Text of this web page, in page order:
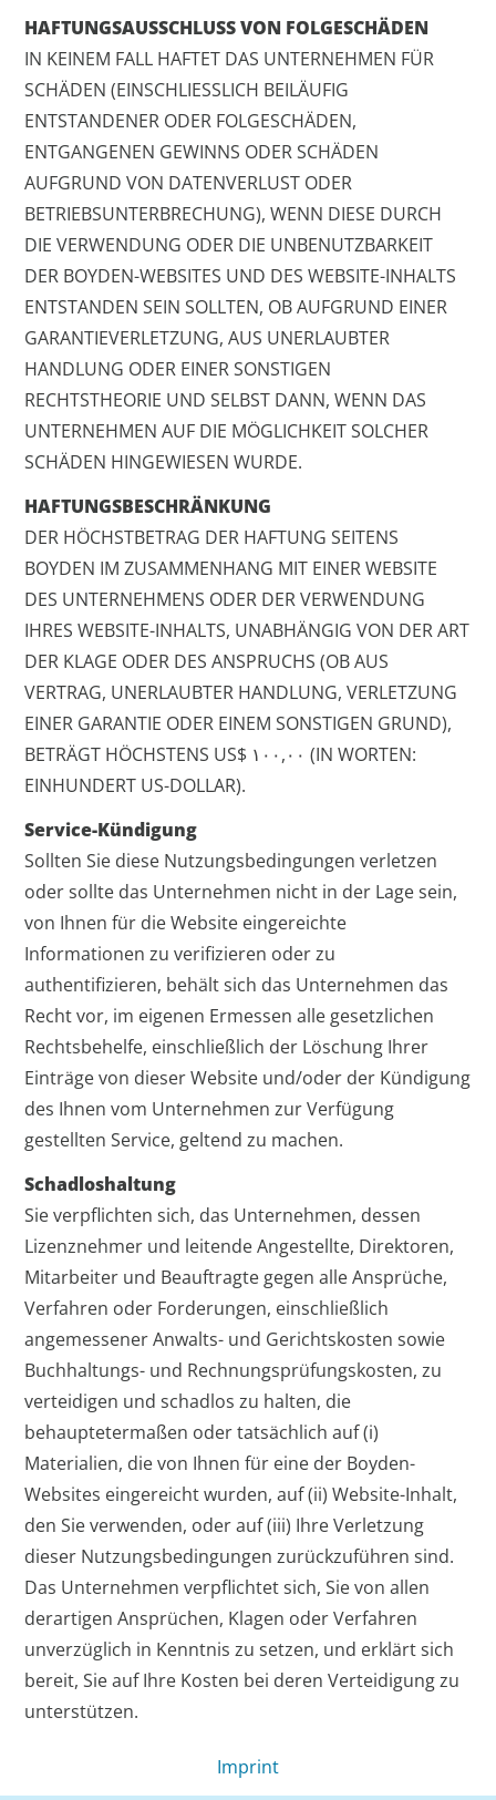
HAFTUNGSAUSSCHLUSS VON FOLGESCHÄDEN
IN KEINEM FALL HAFTET DAS UNTERNEHMEN FÜR
SCHÄDEN (EINSCHLIESSLICH BEILÄUFIG
ENTSTANDENER ODER FOLGESCHÄDEN,
ENTGANGENEN GEWINNS ODER SCHÄDEN
AUFGRUND VON DATENVERLUST ODER
BETRIEBSUNTERBRECHUNG), WENN DIESE DURCH
DIE VERWENDUNG ODER DIE UNBENUTZBARKEIT
DER BOYDEN-WEBSITES UND DES WEBSITE-INHALTS
ENTSTANDEN SEIN SOLLTEN, OB AUFGRUND EINER
GARANTIEVERLETZUNG, AUS UNERLAUBTER
HANDLUNG ODER EINER SONSTIGEN
RECHTSTHEORIE UND SELBST DANN, WENN DAS
UNTERNEHMEN AUF DIE MÖGLICHKEIT SOLCHER
SCHÄDEN HINGEWIESEN WURDE.
HAFTUNGSBESCHRÄNKUNG
DER HÖCHSTBETRAG DER HAFTUNG SEITENS
BOYDEN IM ZUSAMMENHANG MIT EINER WEBSITE
DES UNTERNEHMENS ODER DER VERWENDUNG
IHRES WEBSITE-INHALTS, UNABHÄNGIG VON DER ART
DER KLAGE ODER DES ANSPRUCHS (OB AUS
VERTRAG, UNERLAUBTER HANDLUNG, VERLETZUNG
EINER GARANTIE ODER EINEM SONSTIGEN GRUND),
BETRÄGT HÖCHSTENS US$ ١٠٠,٠٠ (IN WORTEN:
EINHUNDERT US-DOLLAR).
Service-Kündigung
Sollten Sie diese Nutzungsbedingungen verletzen
oder sollte das Unternehmen nicht in der Lage sein,
von Ihnen für die Website eingereichte
Informationen zu verifizieren oder zu
authentifizieren, behält sich das Unternehmen das
Recht vor, im eigenen Ermessen alle gesetzlichen
Rechtsbehelfe, einschließlich der Löschung Ihrer
Einträge von dieser Website und/oder der Kündigung
des Ihnen vom Unternehmen zur Verfügung
gestellten Service, geltend zu machen.
Schadloshaltung
Sie verpflichten sich, das Unternehmen, dessen
Lizenznehmer und leitende Angestellte, Direktoren,
Mitarbeiter und Beauftragte gegen alle Ansprüche,
Verfahren oder Forderungen, einschließlich
angemessener Anwalts- und Gerichtskosten sowie
Buchhaltungs- und Rechnungsprüfungskosten, zu
verteidigen und schadlos zu halten, die
behauptetermaßen oder tatsächlich auf (i)
Materialien, die von Ihnen für eine der Boyden-
Websites eingereicht wurden, auf (ii) Website-Inhalt,
den Sie verwenden, oder auf (iii) Ihre Verletzung
dieser Nutzungsbedingungen zurückzuführen sind.
Das Unternehmen verpflichtet sich, Sie von allen
derartigen Ansprüchen, Klagen oder Verfahren
unverzüglich in Kenntnis zu setzen, und erklärt sich
bereit, Sie auf Ihre Kosten bei deren Verteidigung zu
unterstützen.
Imprint